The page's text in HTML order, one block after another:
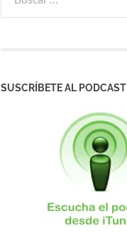
SUSCRÍBETE AL PODCAST